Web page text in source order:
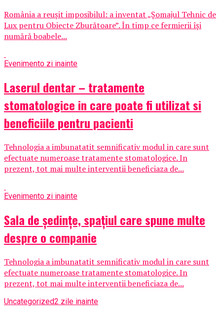
România a reușit imposibilul: a inventat „Șomajul Tehnic de
Lux pentru Obiecte Zburătoare”. În timp ce fermierii își
numără boabele...
Evenimento zi inainte
Laserul dentar – tratamente
stomatologice in care poate fi utilizat si
beneficiile pentru pacienti
Tehnologia a imbunatatit semnificativ modul in care sunt
efectuate numeroase tratamente stomatologice. In
prezent, tot mai multe interventii beneficiaza de...
Evenimento zi inainte
Sala de ședințe, spațiul care spune multe
despre o companie
Tehnologia a imbunatatit semnificativ modul in care sunt
efectuate numeroase tratamente stomatologice. In
prezent, tot mai multe interventii beneficiaza de...
Uncategorized2 zile inainte